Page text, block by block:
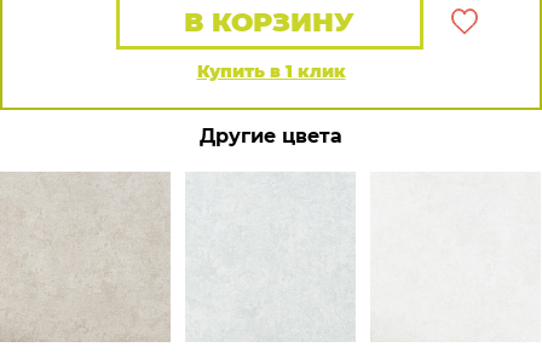
Купить в 1 клик
В КОРЗИНУ
Другие цвета